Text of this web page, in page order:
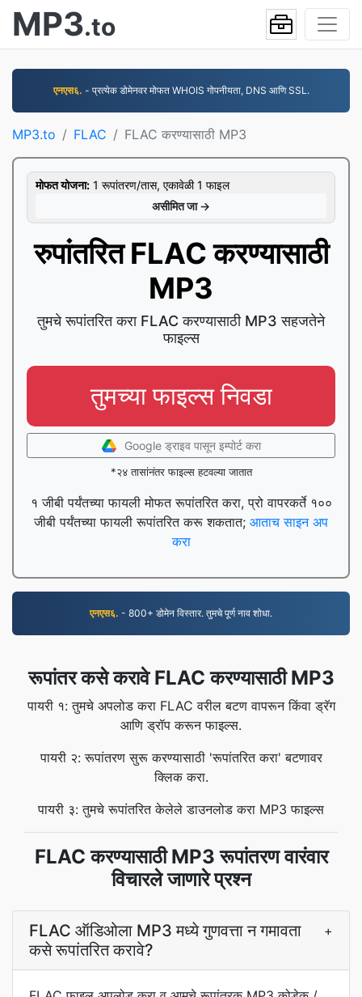
MP3.to
एनएस६. - प्रत्येक डोमेनवर मोफत WHOIS गोपनीयता, DNS आणि SSL.
MP3.to FLAC FLAC करण्यासाठी MP3
मोफत योजना: 1 रूपांतरण/तास, एकावेळी 1 फाइल
असीमित जा →
रुपांतरित FLAC करण्यासाठी
MP3
तुमचे रूपांतरित करा FLAC करण्यासाठी MP3 सहजतेने
फाइल्स
तुमच्या फाइल्स निवडा
Google ड्राइव पासून इम्पोर्ट करा
*२४ तासांनंतर फाइल्स हटवल्या जातात
१ जीबी पर्यंतच्या फायली मोफत रूपांतरित करा, प्रो वापरकर्ते १००
जीबी पर्यंतच्या फायली रूपांतरित करू शकतात; आताच साइन अप
करा
एनएस६. - 800+ डोमेन विस्तार. तुमचे पूर्ण नाव शोधा.
रूपांतर कसे करावे FLAC करण्यासाठी MP3
पायरी १: तुमचे अपलोड करा FLAC वरील बटण वापरून किंवा ड्रॅग
आणि ड्रॉप करून फाइल्स.
पायरी २: रूपांतरण सुरू करण्यासाठी 'रूपांतरित करा' बटणावर
क्लिक करा.
पायरी ३: तुमचे रूपांतरित केलेले डाउनलोड करा MP3 फाइल्स
FLAC करण्यासाठी MP3 रूपांतरण वारंवार
विचारले जाणारे प्रश्न
FLAC ऑडिओला MP3 मध्ये गुणवत्ता न गमावता
कसे रूपांतरित करावे?
+